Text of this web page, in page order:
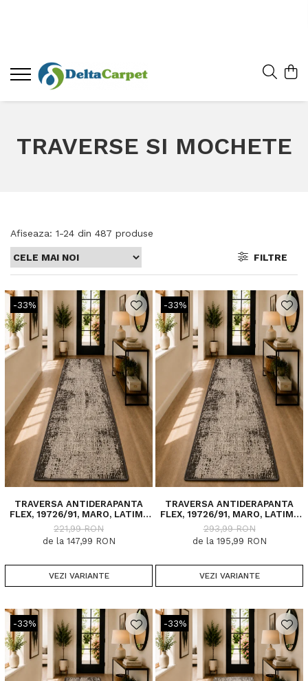
TRAVERSE SI MOCHETE
Afiseaza: 1-24 din 487 produse
FILTRE
-33%
TRAVERSA ANTIDERAPANTA
FLEX, 19726/91, MARO, LATIME
75 CM, DIVERSE LUNGIMI
221,99 RON
de la 147,99 RON
VEZI VARIANTE
-33%
TRAVERSA ANTIDERAPANTA
FLEX, 19726/91, MARO, LATIME
100 CM, DIVERSE LUNGIMI
293,99 RON
de la 195,99 RON
VEZI VARIANTE
-33% -33%